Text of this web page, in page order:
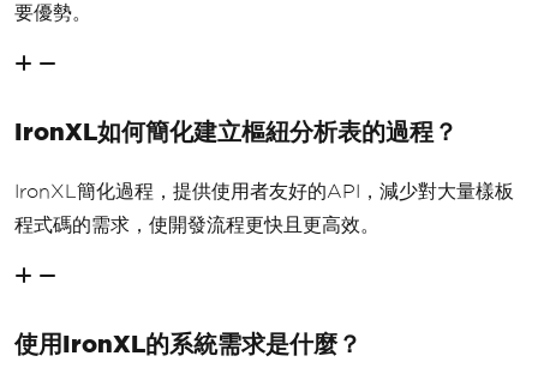
要優勢。
IronXL如何簡化建立樞紐分析表的過程？
IronXL簡化過程，提供使用者友好的API，減少對大量樣板
程式碼的需求，使開發流程更快且更高效。
使用IronXL的系統需求是什麼？